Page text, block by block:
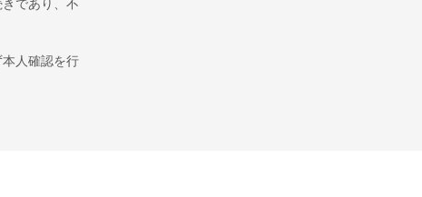
人確認を行